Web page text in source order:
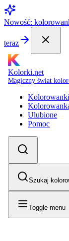
Nowość:
teraz
Kolorki.net
Magiczny świat
Ulubione
Pomoc
Szukaj
Toggle menu